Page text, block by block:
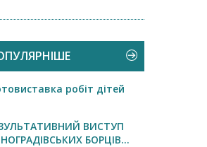
робіт дітей
ВИСТУП
БОРЦІВ...